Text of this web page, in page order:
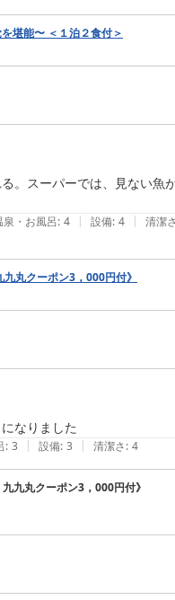
堪能〜 ＜１泊２食付＞
。スーパーでは、見ない魚
泉・お風呂: 4 | 設備: 4 | 清潔さ
丸クーポン3，000円付》
なりました
: 3 | 設備: 3 | 清潔さ: 4
九丸クーポン3，000円付》